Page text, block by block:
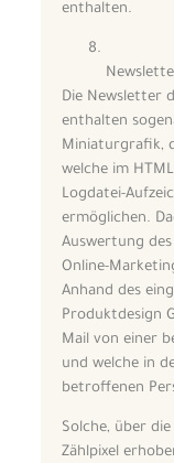
enthalten.
Die Newsletter
enthalten
Miniaturgrafik,
welche im
Logdatei-
ermöglichen.
Auswertung
Online-
Anhand des
Produktdesign
Mail von einer
und welche in
betroffenen
Solche, über
Zählpixel